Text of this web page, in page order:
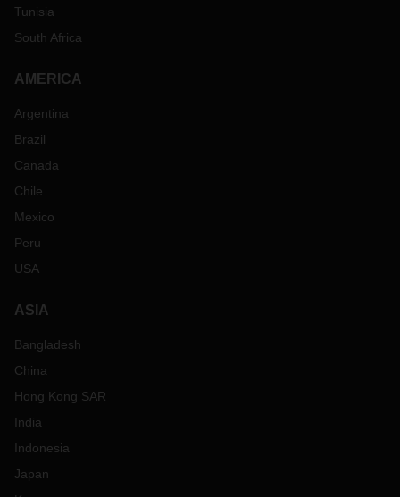
Tunisia
South Africa
AMERICA
Argentina
Brazil
Canada
Chile
Mexico
Peru
USA
ASIA
Bangladesh
China
Hong Kong SAR
India
Indonesia
Japan